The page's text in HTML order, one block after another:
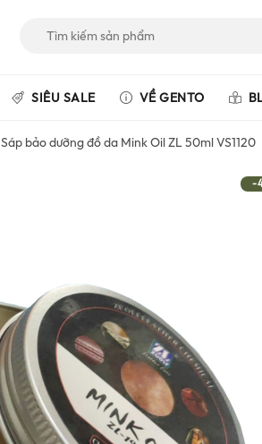
SIÊU SALE VỀ GENTO
Sáp bảo dưỡng đồ da Mink Oil ZL 50ml VS1120
-